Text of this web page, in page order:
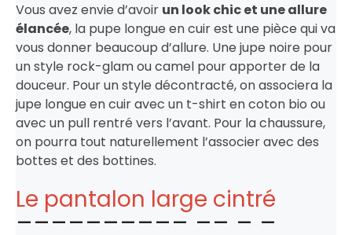
Vous avez envie d’avoir un look chic et une allure
élancée, la pupe longue en cuir est une pièce qui va
vous donner beaucoup d’allure. Une jupe noire pour
un style rock-glam ou camel pour apporter de la
douceur. Pour un style décontracté, on associera la
jupe longue en cuir avec un t-shirt en coton bio ou
avec un pull rentré vers l’avant. Pour la chaussure,
on pourra tout naturellement l’associer avec des
bottes et des bottines.
Le pantalon large cintré